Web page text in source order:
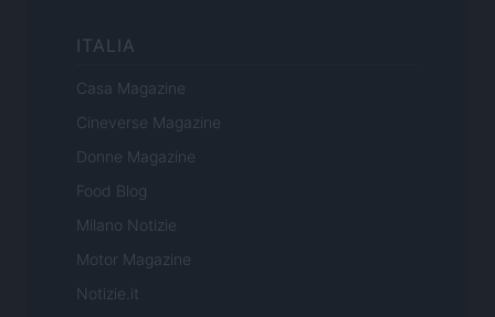
ITALIA
Casa Magazine
Cineverse Magazine
Donne Magazine
Food Blog
Milano Notizie
Motor Magazine
Notizie.it